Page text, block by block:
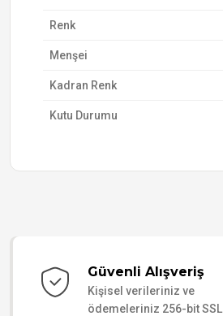
Renk
Menşei
Kadran Renk
Kutu Durumu
Güvenli Alışveriş
Kişisel verileriniz ve
ödemeleriniz 256-bit SSL